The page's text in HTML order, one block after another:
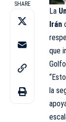
SHARE
La
Irán
que
la